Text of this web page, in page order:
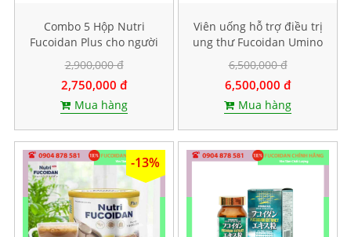
Combo 5 Hộp Nutri
Fucoidan Plus cho người
ăn kiêng, Mỗi hộp 500g
2,900,000 đ
2,750,000 đ
Mua hàng
Viên uống hỗ trợ điều trị
ung thư Fucoidan Umino
Takaramono, Hộp 130
viên
6,500,000 đ
6,500,000 đ
Mua hàng
-13%